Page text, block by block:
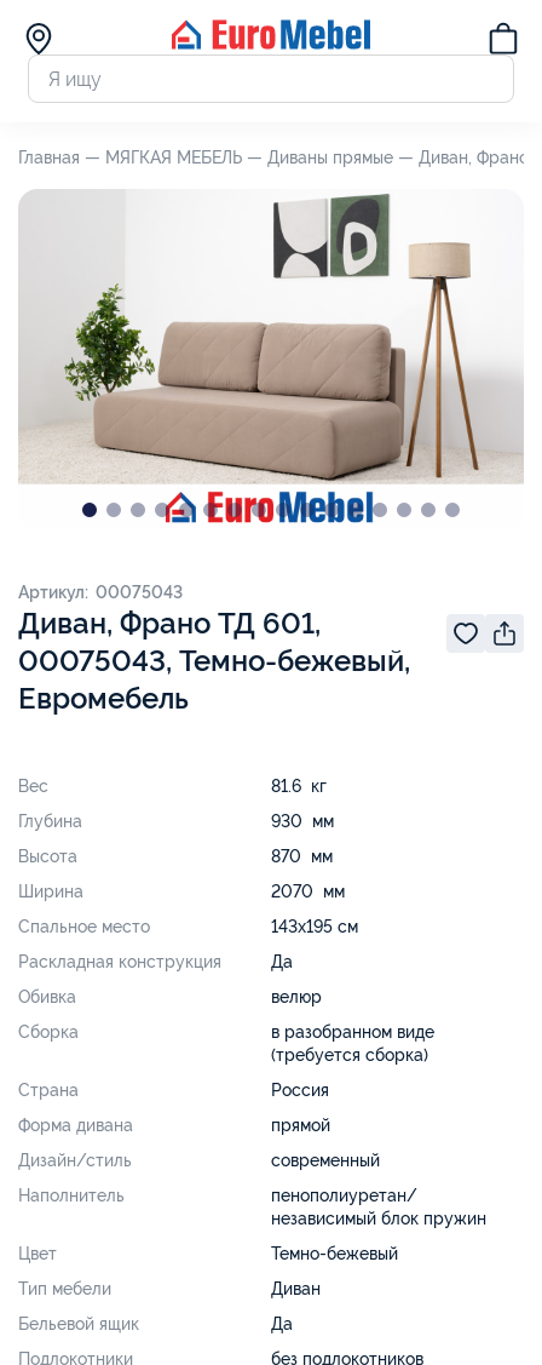
Главная — МЯГКАЯ МЕБЕЛЬ — Диваны прямые — Диван, Франо
Диван, Франо ТД 601,
00075043, Темно-бежевый,
Евромебель
Артикул: 00075043
Вес
81.6 кг
Глубина
930 мм
Высота
870 мм
Ширина
2070 мм
Спальное место
143х195 см
Раскладная конструкция
Да
Обивка
велюр
Сборка
в разобранном виде
(требуется сборка)
Страна
Россия
Форма дивана
прямой
Дизайн/стиль
современный
Наполнитель
пенополиуретан/
независимый блок пружин
Цвет
Темно-бежевый
Тип мебели
Диван
Бельевой ящик
Да
Подлокотники
без подлокотников